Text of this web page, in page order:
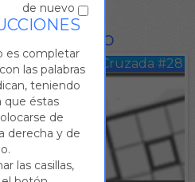
mismo tipo
Cruzada #28
de nuevo
es completar
las palabras
teniendo
que éstas
de
derecha y de
las casillas,